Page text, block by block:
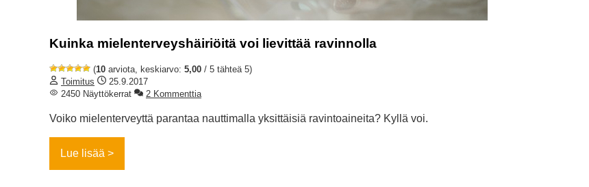
Kuinka mielenterveyshäiriöitä voi lievittää ravinnolla
(10 arviota, keskiarvo: 5,00 / 5 tähteä 5)
Toimitus
25.9.2017
2450 Näyttökerrat
2 Kommenttia
Voiko mielenterveyttä parantaa nauttimalla yksittäisiä ravintoaineita? Kyllä voi.
Lue lisää